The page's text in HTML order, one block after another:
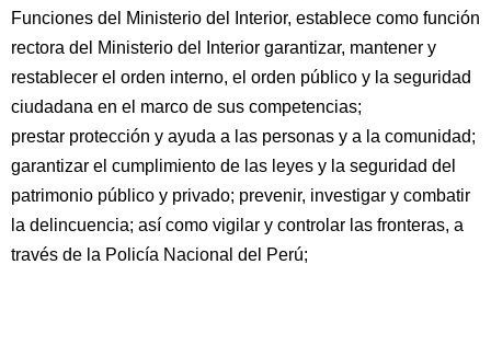
Funciones del Ministerio del Interior, establece como función
rectora del Ministerio del Interior garantizar, mantener y
restablecer el orden interno, el orden público y la seguridad
ciudadana en el marco de sus competencias;
prestar protección y ayuda a las personas y a la comunidad;
garantizar el cumplimiento de las leyes y la seguridad del
patrimonio público y privado; prevenir, investigar y combatir
la delincuencia; así como vigilar y controlar las fronteras, a
través de la Policía Nacional del Perú;